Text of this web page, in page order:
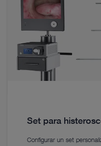
Set para
Configurar un set